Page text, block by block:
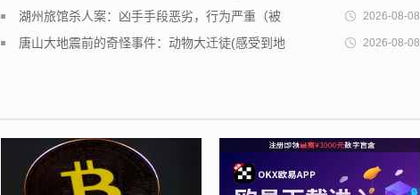
慢有关)
2026-08-08
湖州旅馆杀人案：凶手手段恶劣，行为严重（被
判死刑）
2026-08-08
唐山大地震前的奇怪事件：动物大迁徒(感受到地